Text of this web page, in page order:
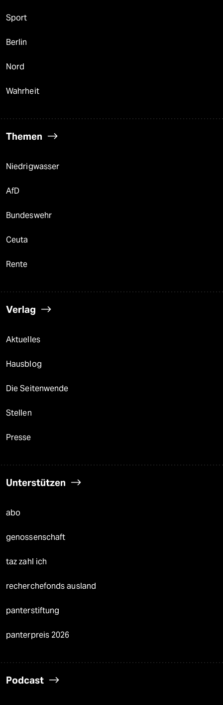
Sport
Berlin
Nord
Wahrheit
Themen
Niedrigwasser
AfD
Bundeswehr
Ceuta
Rente
Verlag
Aktuelles
Hausblog
Die Seitenwende
Stellen
Presse
Unterstützen
abo
genossenschaft
taz zahl ich
recherchefonds ausland
panterstiftung
panterpreis 2026
Podcast